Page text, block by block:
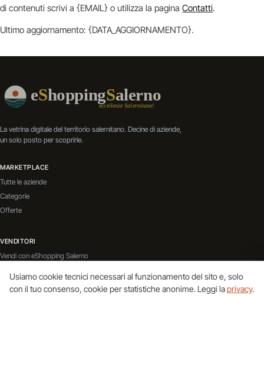
di contenuti scrivi a {EMAIL} o utilizza la pagina Contatti.
Ultimo aggiornamento: {DATA_AGGIORNAMENTO}.
La vetrina digitale del territorio salernitano. Decine di aziende,
un solo posto per scoprirle.
MARKETPLACE
Tutte le aziende
Categorie
Offerte
VENDITORI
Vendi con eShopping Salerno
Servizi Aggiuntivi
Usiamo cookie tecnici necessari al funzionamento del sito e, solo
con il tuo consenso, cookie per statistiche anonime. Leggi laprivacy.